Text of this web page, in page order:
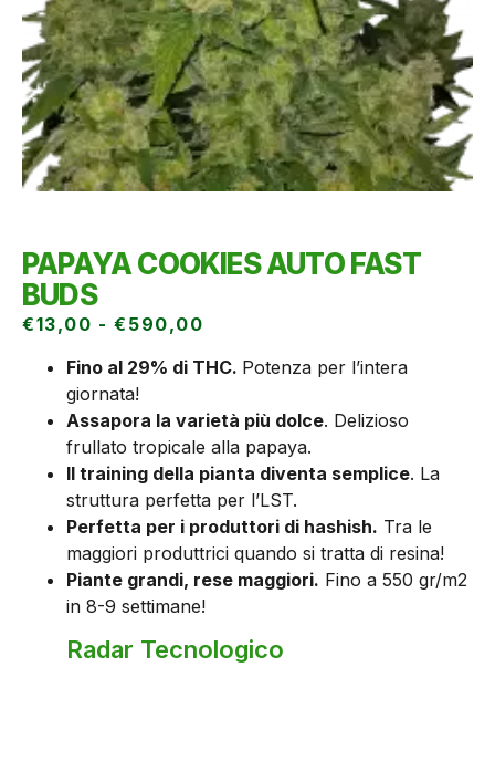
PAPAYA COOKIES AUTO FAST
BUDS
€13,00 - € 590,00
Fino al 29% di THC. Potenza per l’intera
giornata!
Assapora la varietà più dolce. Delizioso
frullato tropicale alla papaya.
Il training della pianta diventa semplice. La
struttura perfetta per l’LST.
Perfetta per i produttori di hashish. Tra le
maggiori produttrici quando si tratta di resina!
Piante grandi, rese maggiori. Fino a 550 gr/m2
in 8-9 settimane!
Radar Tecnologico